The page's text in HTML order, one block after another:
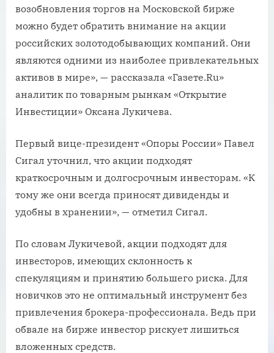
возобновления торгов на Московской бирже
можно будет обратить внимание на акции
российских золотодобывающих компаний. Они
являются одними из наиболее привлекательных
активов в мире», — рассказала «Газете.Ru»
аналитик по товарным рынкам «Открытие
Инвестиции» Оксана Лукичева.
Первый вице-президент «Опоры России» Павел
Сигал уточнил, что акции подходят
краткосрочным и долгосрочным инвесторам. «К
тому же они всегда приносят дивиденды и
удобны в хранении», — отметил Сигал.
По словам Лукичевой, акции подходят для
инвесторов, имеющих склонность к
спекуляциям и принятию большего риска. Для
новичков это не оптимальный инструмент без
привлечения брокера-профессионала. Ведь при
обвале на бирже инвестор рискует лишиться
вложенных средств.